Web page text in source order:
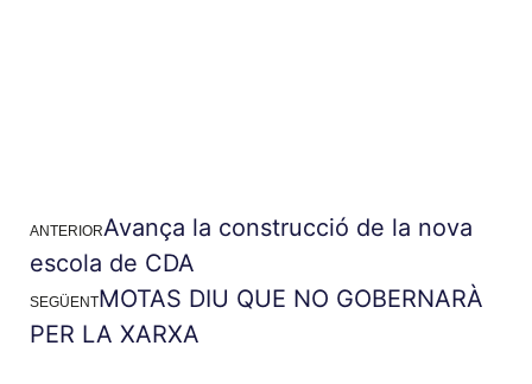
ANTERIORAvança la construcció de la nova
escola de CDA
SEGÜENTMOTAS DIU QUE NO GOBERNARÀ
PER LA XARXA